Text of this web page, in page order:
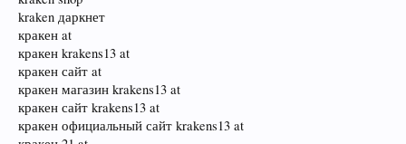
kraken даркнет
кракен at
кракен krakens13 at
кракен сайт at
кракен магазин krakens13 at
кракен сайт krakens13 at
кракен официальный сайт krakens13 at